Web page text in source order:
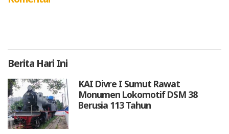
Berita Hari Ini
KAI Divre I Sumut Rawat
Monumen Lokomotif DSM 38
Berusia 113 Tahun